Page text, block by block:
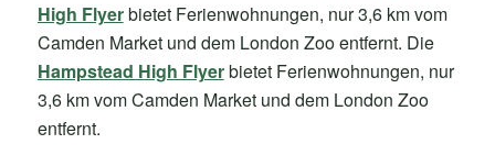
High Flyerbietet Ferienwohnungen, nur 3,6 km vom
Camden Market und dem London Zoo entfernt. Die
Hampstead High Flyerbietet Ferienwohnungen, nur
3,6 km vom Camden Market und dem London Zoo
entfernt.